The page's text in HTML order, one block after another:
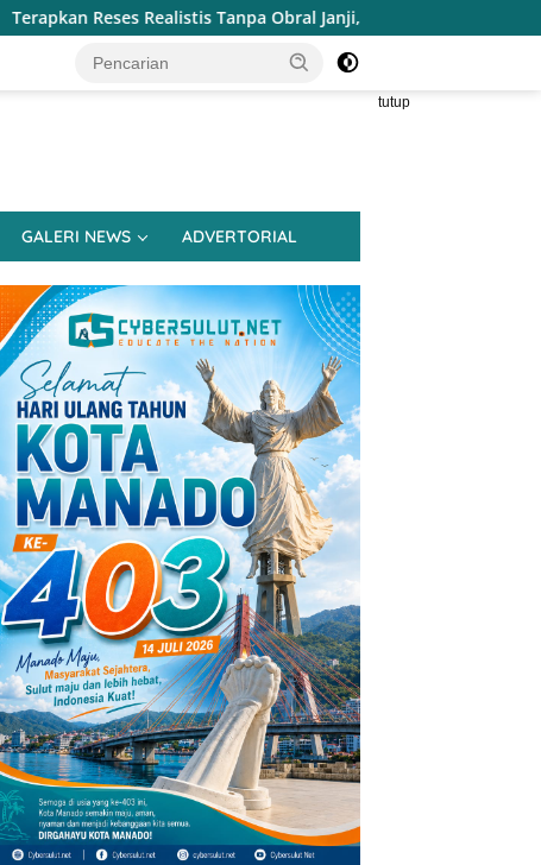
Obral Janji, Henry Walukow Jemput Langsung Dokumen
tutup
GALERI NEWS ADVERTORIAL